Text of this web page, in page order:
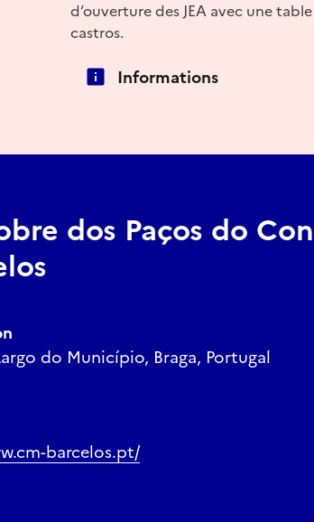
d’ouverture des JEA avec une
castros.
Informations
dos Paços do
do Município, Braga, Portugal
barcelos.pt/